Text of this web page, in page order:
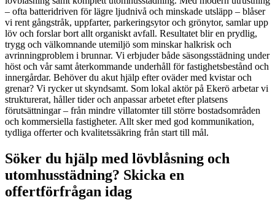
– ofta batteridriven för lägre ljudnivå och minskade utsläpp – blåser
vi rent gångstråk, uppfarter, parkeringsytor och grönytor, samlar upp
löv och forslar bort allt organiskt avfall. Resultatet blir en prydlig,
trygg och välkomnande utemiljö som minskar halkrisk och
avrinningproblem i brunnar. Vi erbjuder både säsongsstädning under
höst och vår samt återkommande underhåll för fastighetsbestånd och
innergårdar. Behöver du akut hjälp efter oväder med kvistar och
grenar? Vi rycker ut skyndsamt. Som lokal aktör på Ekerö arbetar vi
strukturerat, håller tider och anpassar arbetet efter platsens
förutsättningar – från mindre villatomter till större bostadsområden
och kommersiella fastigheter. Allt sker med god kommunikation,
tydliga offerter och kvalitetssäkring från start till mål.
Söker du hjälp med lövblåsning och
utomhusstädning? Skicka en
offertförfrågan idag